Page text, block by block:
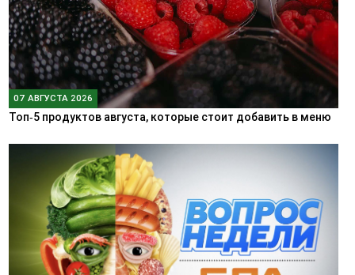
07 АВГУСТА 2026
Топ‑5 продуктов августа, которые стоит добавить в меню